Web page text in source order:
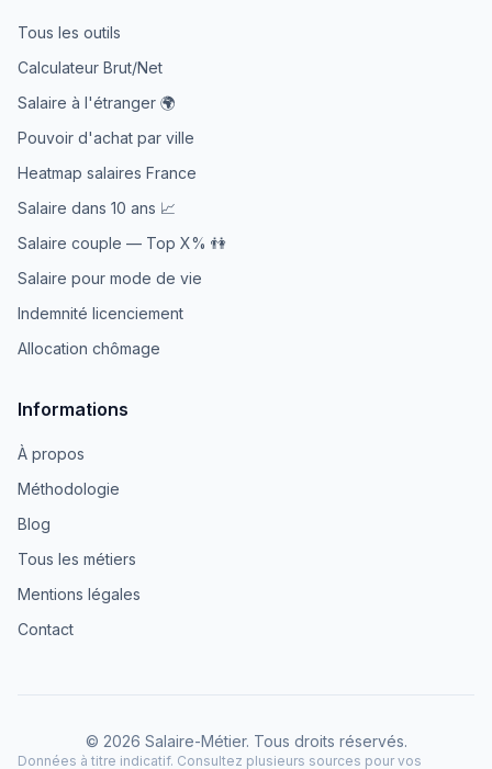
Tous les outils
Calculateur Brut/Net
Salaire à l'étranger 🌍
Pouvoir d'achat par ville
Heatmap salaires France
Salaire dans 10 ans 📈
Salaire couple — Top X% 👫
Salaire pour mode de vie
Indemnité licenciement
Allocation chômage
Informations
À propos
Méthodologie
Blog
Tous les métiers
Mentions légales
Contact
© 2026 Salaire-Métier. Tous droits réservés.
Données à titre indicatif. Consultez plusieurs sources pour vos